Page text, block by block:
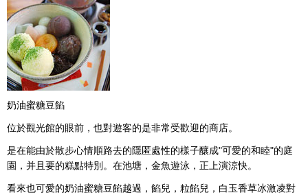
奶油蜜糖豆餡
位於觀光館的眼前，也對遊客的是非常受歡迎的商店。
是在能由於散步心情順路去的隱匿處性的樣子釀成"可愛的和睦"的庭
園，并且要的糕點特別。在池塘，金魚遊泳，正上演涼快。
看來也可愛的奶油蜜糖豆餡越過，餡兒，粒餡兒，白玉香草冰激凌對